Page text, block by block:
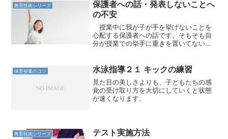
に、足がハードルに引っか...
教育技術シリーズ
保護者への話・発表しないことへ
の不安
授業中に我が子が手を挙げないことを
心配する保護者への話です。そもそも自
分が授業での挙手に重きを置いてないの
体育授業のコツ 水泳指導２１ キックの練習
見た目の美しさよりも、子どもたちの感
覚の受け取り方を大切にしていくと状態
が速くなります。
教育技術シリーズ テスト実施方法